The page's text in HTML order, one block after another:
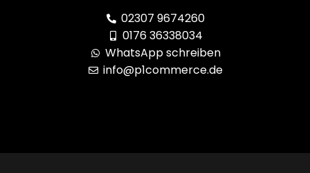
02307 9674260
0176 36338034
WhatsApp schreiben
info@p1commerce.de